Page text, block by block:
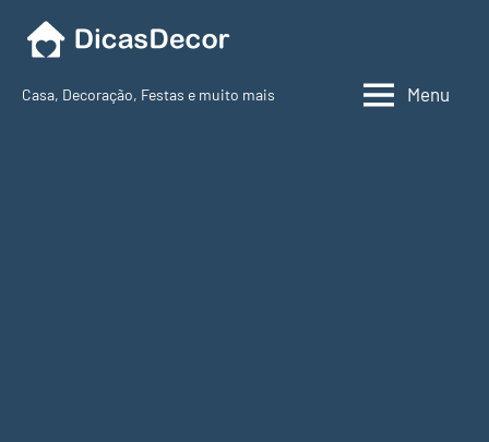
para
conteúdo
Dicas
Casa, Decoração, Festas e muito mais Menu